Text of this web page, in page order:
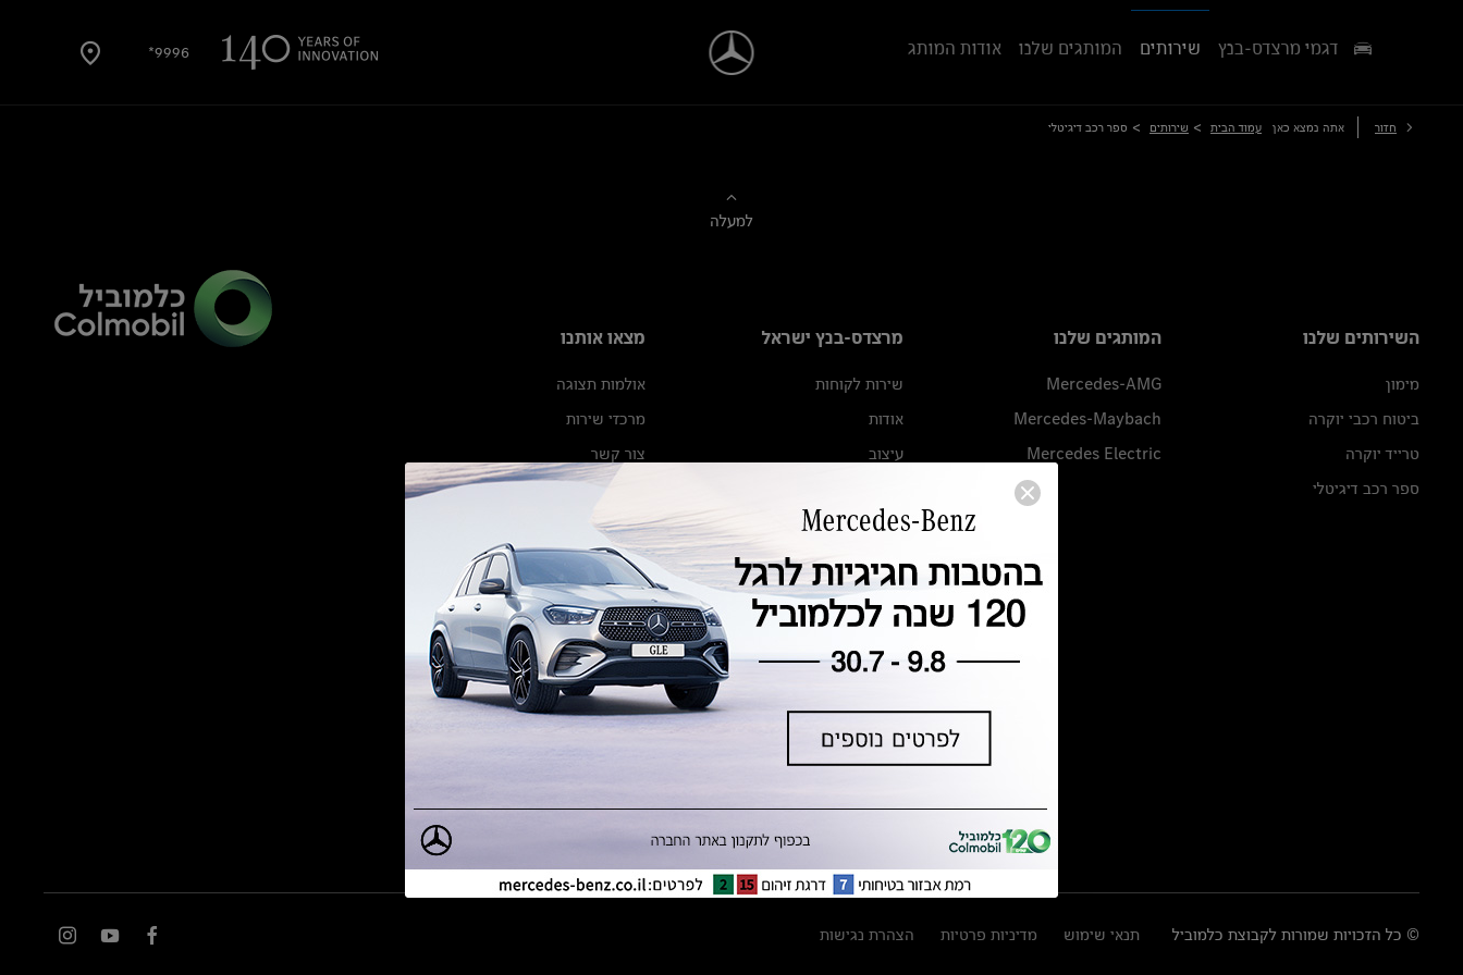
9996* דגמי מרצדס-בנץ שירותים המותגים שלנו אודות המותג
חזור אתה נמצא כאן עמוד הבית > שירותים > ספר רכב דיגיטלי
למעלה
השירותים שלנו
מימון
ביטוח רכבי יוקרה
טרייד יוקרה
ספר רכב דיגיטלי
המותגים שלנו
Mercedes-AMG
Mercedes-Maybach
Mercedes Electric
מרצדס-בנץ ישראל
שירות לקוחות
אודות
עיצוב
מגזין מרצדס-בנץ
ספרי רכב מרצדס-בנץ
נתוני זיהום אוויר וצריכת דלק וחשמל
נתוני תווית צמיגים
מחירון חלפים
הודעה על הטבות לרכבי מרצדס בהסדר
מצאו אותנו
אולמות תצוגה
מרכזי שירות
צור קשר
© כל הזכויות שמורות לקבוצת כלמוביל תנאי שימוש מדיניות פרטיות הצהרת נגישות